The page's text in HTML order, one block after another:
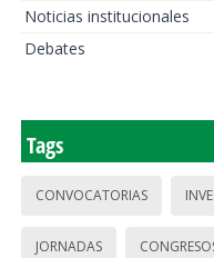
Noticias institucionales
Debates
Tags
CONVOCATORIAS
JORNADAS